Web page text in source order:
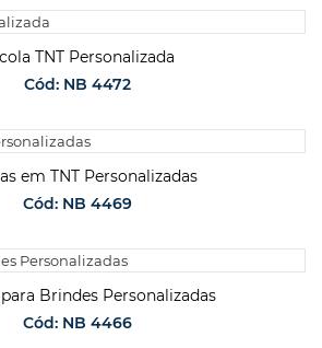
ORÇAMENTO
TNT Personalizada
Cód: NB 4472
ORÇAMENTO
em TNT Personalizadas
Cód: NB 4469
ORÇAMENTO
Brindes Personalizadas
Cód: NB 4466